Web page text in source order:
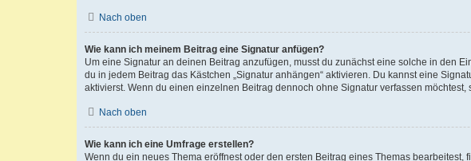
Nach oben
Wie kann ich meinem Beitrag eine Signatur anfügen?
Um eine Signatur an deinen Beitrag anzufügen, musst du zunächst eine solche in den
du in jedem Beitrag das Kästchen „Signatur anhängen“ aktivieren. Du kannst eine
aktivierst. Wenn du einen einzelnen Beitrag dennoch ohne Signatur verfassen
Nach oben
Wie kann ich eine Umfrage erstellen?
Wenn du ein neues Thema eröffnest oder den ersten Beitrag eines Themas